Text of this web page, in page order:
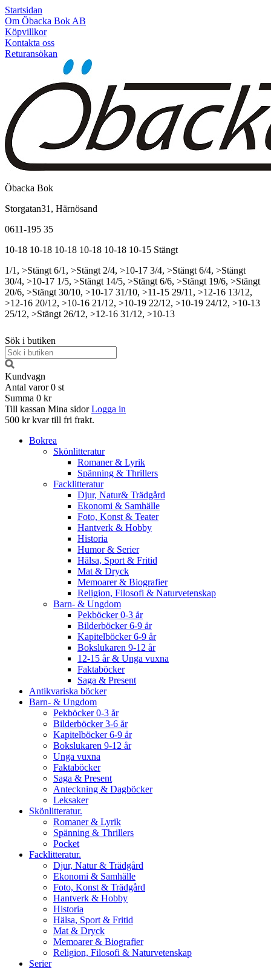
Startsidan
Om Öbacka Bok AB
Köpvillkor
Kontakta oss
Returansökan
Öbacka Bok
Storgatan31, Härnösand
0611-195 35
10-18 10-18 10-18 10-18 10-18 10-15 Stängt
1/1, >Stängt 6/1, >Stängt 2/4, >10-17 3/4, >Stängt 6/4, >Stängt
30/4, >10-17 1/5, >Stängt 14/5, >Stängt 6/6, >Stängt 19/6, >Stängt
20/6, >Stängt 30/10, >10-17 31/10, >11-15 29/11, >12-16 13/12,
>12-16 20/12, >10-16 21/12, >10-19 22/12, >10-19 24/12, >10-13
25/12, >Stängt 26/12, >12-16 31/12, >10-13
Sök i butiken
Kundvagn
Antal varor 0 st
Summa 0 kr
Till kassan Mina sidor Logga in
500 kr kvar till fri frakt.
Bokrea
Skönlitteratur
Romaner & Lyrik
Spänning & Thrillers
Facklitteratur
Djur, Natur& Trädgård
Ekonomi & Samhälle
Foto, Konst & Teater
Hantverk & Hobby
Historia
Humor & Serier
Hälsa, Sport & Fritid
Mat & Dryck
Memoarer & Biografier
Religion, Filosofi & Naturvetenskap
Barn- & Ungdom
Pekböcker 0-3 år
Bilderböcker 6-9 år
Kapitelböcker 6-9 år
Bokslukaren 9-12 år
12-15 år & Unga vuxna
Faktaböcker
Saga & Present
Antikvariska böcker
Barn- & Ungdom
Pekböcker 0-3 år
Bilderböcker 3-6 år
Kapitelböcker 6-9 år
Bokslukaren 9-12 år
Unga vuxna
Faktaböcker
Saga & Present
Anteckning & Dagböcker
Leksaker
Skönlitteratur.
Romaner & Lyrik
Spänning & Thrillers
Pocket
Facklitteratur.
Djur, Natur & Trädgård
Ekonomi & Samhälle
Foto, Konst & Trädgård
Hantverk & Hobby
Historia
Hälsa, Sport & Fritid
Mat & Dryck
Memoarer & Biografier
Religion, Filosofi & Naturvetenskap
Serier